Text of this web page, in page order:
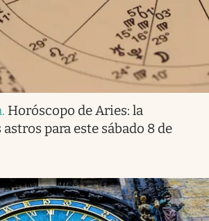
. Horóscopo de Aries: la
para este sábado 8 de